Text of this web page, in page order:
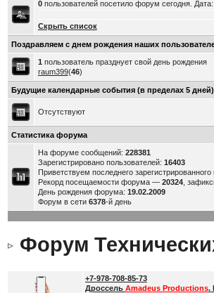
0пользователей посетило форум сегодня. Дата:
Скрыть список
Поздравляем с днем рождения наших
1 пользователь празднует свой день рождения
raum399(46)
Будущие календарные события (в пределах 5 дней)
Отсутствуют
Статистика форума
На форуме сообщений: 228381
Зарегистрировано пользователей: 16403
Приветствуем последнего
Рекорд посещаемости форума — 20324,
День рождения форума: 19.02.2009
Форум в сети 6378-й день
Форум
+7-978-708-85-73
Дроссель Amadeus Productions.